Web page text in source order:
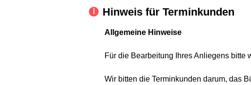
Hinweis für Terminkunden
Allgemeine Hinweise
Für die Bearbeitung Ihres Anliegens bitte
Wir bitten die Terminkunden darum, das